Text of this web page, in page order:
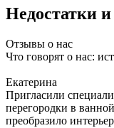
Недостатки
Отзывы о нас
Что говорят о нас:
Екатерина
Пригласили
перегородки в
преобразило